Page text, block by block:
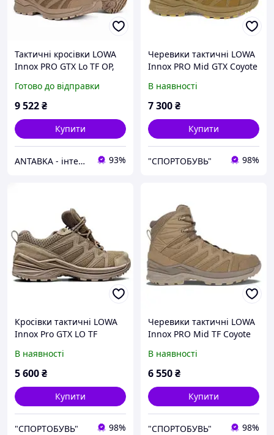
Тактичні кросівки LOWA
Innox PRO GTX Lo TF OP,
Готово до відправки
9 522₴
Купити
ANTABKA - інтернет магазин 93%
Черевики тактичні LOWA
Innox PRO Mid GTX Coyote
45
В наявності
7 300₴
Купити
"СПОРТОБУВЬ" 98%
Кросівки тактичні LOWA
Innox Pro GTX LO TF
40 41
В наявності
5 600₴
Купити
"СПОРТОБУВЬ" 98%
Черевики тактичні LOWA
Innox PRO Mid TF Coyote
В наявності
6 550₴
Купити
"СПОРТОБУВЬ" 98%